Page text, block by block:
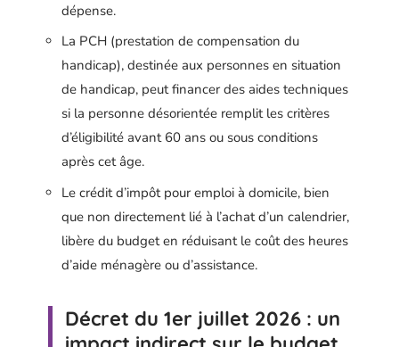
dépense.
La PCH (prestation de compensation du
handicap), destinée aux personnes en situation
de handicap, peut financer des aides techniques
si la personne désorientée remplit les critères
d’éligibilité avant 60 ans ou sous conditions
après cet âge.
Le crédit d’impôt pour emploi à domicile, bien
que non directement lié à l’achat d’un calendrier,
libère du budget en réduisant le coût des heures
d’aide ménagère ou d’assistance.
Décret du 1er juillet 2026 : un